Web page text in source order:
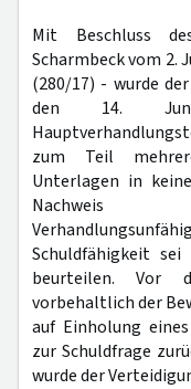
Mit Beschluss
Scharmbeck vom 2.
(280/17) - wurde
den 14. Juni
zum Teil
Unterlagen in
Nachweis
Schuldfähigkeit
beurteilen. Vor
vorbehaltlich der
auf Einholung
zur Schuldfrage
wurde der